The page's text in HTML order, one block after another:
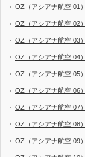
OZ（アシアナ航空 01）
OZ（アシアナ航空 02）
OZ（アシアナ航空 03）
OZ（アシアナ航空 04）
OZ（アシアナ航空 05）
OZ（アシアナ航空 06）
OZ（アシアナ航空 07）
OZ（アシアナ航空 08）
OZ（アシアナ航空 09）